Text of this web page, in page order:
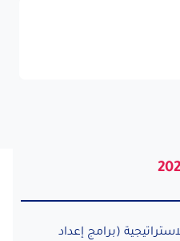
(برامج إعداد